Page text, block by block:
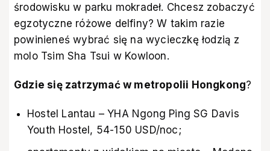
środowisku w parku mokradeł. Chcesz zobaczyć
egzotyczne różowe delfiny? W takim razie
powinieneś wybrać się na wycieczkę łodzią z
molo Tsim Sha Tsui w Kowloon.
Gdzie się zatrzymać w metropolii Hongkong?
Hostel Lantau – YHA Ngong Ping SG Davis
Youth Hostel, 54-150 USD/noc;